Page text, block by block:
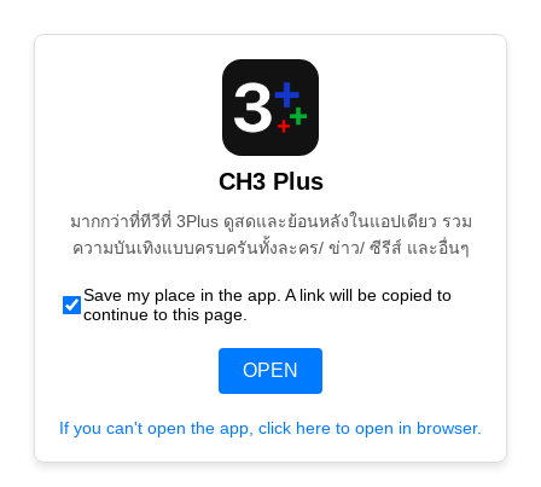
CH3 Plus
มากกว่าที่ทีวีที่ 3Plus ดูสดและย้อนหลังในแอปเดียว รวม
ความบันเทิงแบบครบครันทั้งละคร/ ข่าว/ ซีรีส์ และอื่นๆ
Save my place in the app. A link will be copied to
continue to this page.
OPEN
If you can't open the app, click here to open in browser.